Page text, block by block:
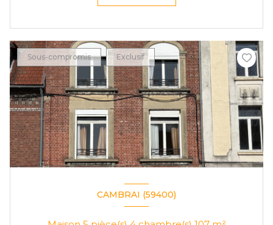
Sous-compromis Exclusif
CAMBRAI (59400)